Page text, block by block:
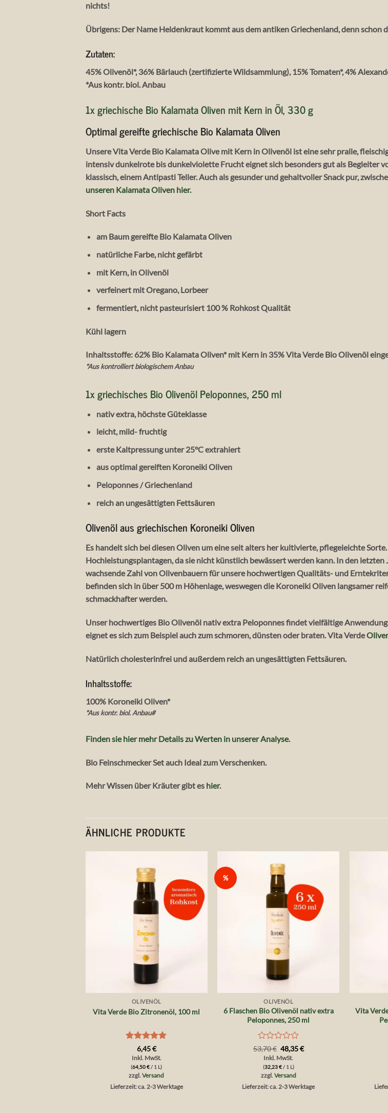
nichts!
Übrigens: Der Name Heldenkraut kommt aus dem antiken Griechenland, denn schon
Zutaten:
45% Olivenöl*, 36% Bärlauch (zertifizierte Wildsammlung), 15% Tomaten*, 4%
*Aus kontr. biol. Anbau
1x griechische Bio Kalamata Oliven mit Kern in Öl, 330 g
Optimal gereifte griechische Bio Kalamata Oliven
Unsere Vita Verde Bio Kalamata Olive mit Kern in Olivenöl ist eine sehr pralle,
intensiv dunkelrote bis dunkelviolette Frucht eignet sich besonders gut als Begleiter
klassisch, einem Antipasti Teller. Auch als gesunder und gehaltvoller Snack pur,
unseren Kalamata Oliven hier.
Short Facts
am Baum gereifte Bio Kalamata Oliven
natürliche Farbe, nicht gefärbt
mit Kern, in Olivenöl
verfeinert mit Oregano, Lorbeer
fermentiert, nicht pasteurisiert 100 % Rohkost Qualität
Kühl lagern
Inhaltsstoffe: 62% Bio Kalamata Oliven* mit Kern in 35% Vita Verde Bio Olivenöl
*Aus kontrolliert biologischem Anbau
1x griechisches Bio Olivenöl Peloponnes, 250 ml
nativ extra, höchste Güteklasse
leicht, mild- fruchtig
erste Kaltpressung unter 25°C extrahiert
aus optimal gereiften Koroneiki Oliven
Peloponnes / Griechenland
reich an ungesättigten Fettsäuren
Olivenöl aus griechischen Koroneiki Oliven
Es handelt sich bei diesen Oliven um eine seit alters her kultivierte, pflegeleichte
Hochleistungsplantagen, da sie nicht künstlich bewässert werden kann. In den
wachsende Zahl von Olivenbauern für unsere hochwertigen Qualitäts- und
befinden sich in über 500 m Höhenlage, weswegen die Koroneiki Oliven langsamer
schmackhafter werden.
Unser hochwertiges Bio Olivenöl nativ extra Peloponnes findet vielfältige
eignet es sich zum Beispiel auch zum schmoren, dünsten oder braten. Vita Verde
Natürlich cholesterinfrei und außerdem reich an ungesättigten Fettsäuren.
Inhaltsstoffe:
100% Koroneiki Oliven*
*Aus kontr. biol. Anbau#
Finden sie hier mehr Details zu Werten in unserer Analyse.
Bio Feinschmecker Set auch Ideal zum Verschenken.
Mehr Wissen über Kräuter gibt es hier.
ÄHNLICHE PRODUKTE
Auf die
Wunschliste
OLIVENÖL
Vita Verde Bio Zitronenöl, 100 ml
Bewertet
mit5 von
6,45€
Inkl. MwSt.
(64,50€/ 1 L)
zzgl.Versand
Lieferzeit: ca. 2-3 Werktage
%
Wunschliste
OLIVENÖL
6 Flaschen Bio Olivenöl nativ extra
Peloponnes, 250 ml
Bewertet
mit
von
5
53,70€ Ursprünglicher
Preis
war:
53,70 €
48,35€Aktueller
Inkl. MwSt.
(32,23€/ 1 L)
zzgl. Versand
Lieferzeit: ca. 2-3 Werktage
Vita